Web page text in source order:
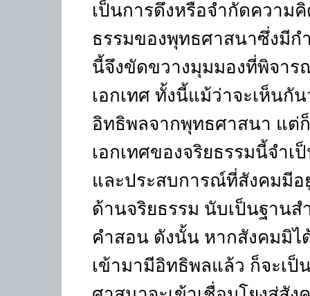
เป็นการดึงหรือจำกัดความ
ธรรมของพุทธศาสนาซึ่งมีก
นี้จึงขัดขวางมุมมองที่พิจาร
เอกเทศ ทั้งนี้แม้ว่าจะเห็นกั
อิทธิพลจากพุทธศาสนา แต่
เอกเทศของจริยธรรมนี้จำ
และประสบการณ์ที่สังคมมีอ
ด้านจริยธรรม นับเป็นฐาน
คำสอน ดังนั้น หากสังคมมิไ
เข้ามามีอิทธิพลแล้ว ก็จะเป็